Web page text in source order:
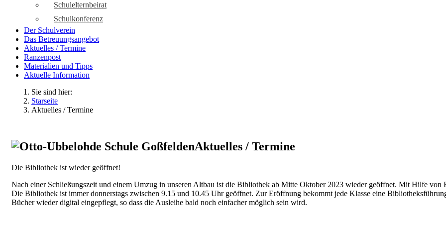
Schulelternbeirat
Schulkonferenz
Der Schulverein
Das Betreuungsangebot
Aktuelles / Termine
Ranzenpost
Materialien und Tipps
Aktuelle Information
Sie sind hier:
Starseite
Aktuelles / Termine
Aktuelles / Termine
Die Bibliothek ist wieder geöffnet!
Nach einer Schließungszeit und einem Umzug in unseren Altbau ist die Bibliothek ab Mitte Oktober 2023 wieder geöffnet. Mit Hilfe von
Die Bibliothek ist immer donnerstags zwischen 9.15 und 10.45 Uhr geöffnet. Zur Eröffnung bekommt jede Klasse eine
Bücher wieder digital eingepflegt, so dass die Ausleihe bald noch einfacher möglich sein wird.